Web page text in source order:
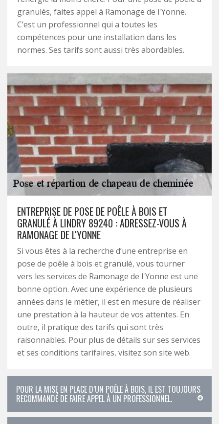
granulés, faites appel à Ramonage de l'Yonne.
C’est un professionnel qui a toutes les
compétences pour une installation dans les
normes. Ses tarifs sont aussi très abordables.
ENTREPRISE DE POSE DE POÊLE À BOIS ET
GRANULÉ À LINDRY 89240 : ADRESSEZ-VOUS À
RAMONAGE DE L'YONNE
Si vous êtes à la recherche d’une entreprise en
pose de poêle à bois et granulé, vous tourner
vers les services de Ramonage de l'Yonne est une
bonne option. Avec une expérience de plusieurs
années dans le métier, il est en mesure de réaliser
une prestation à la hauteur de vos attentes. En
outre, il pratique des tarifs qui sont très
raisonnables. Pour plus de détails sur ses services
et ses conditions tarifaires, visitez son site web.
POUR LA MISE EN PLACE D’UN POÊLE À BOIS, IL EST TOUJOURS
RECOMMANDÉ DE FAIRE APPEL À UN PROFESSIONNEL.